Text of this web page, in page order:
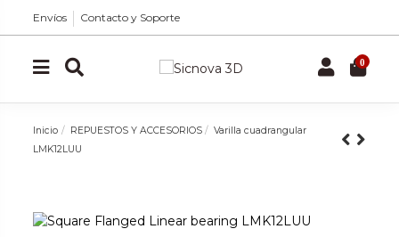
Envíos Contacto y Soporte
0
Inicio REPUESTOS Y ACCESORIOS
Varilla cuadrangular
LMK12LUU